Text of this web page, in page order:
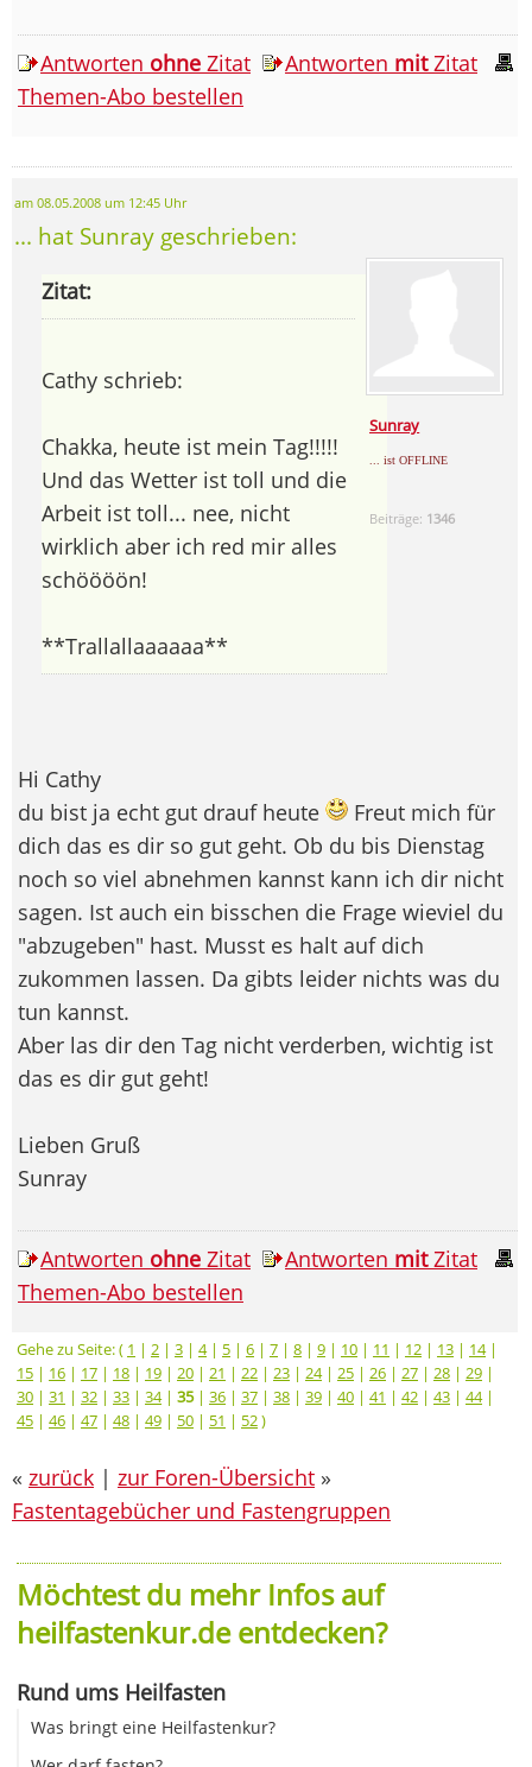
Antworten ohne Zitat Antworten mitZitat
Themen-Abo bestellen
am 08.05.2008 um 12:45 Uhr
... hat Sunray geschrieben:
Sunray
... ist OFFLINE
Beiträge: 1346
Zitat:
Cathy schrieb:
Chakka, heute ist mein Tag!!!!!
Und das Wetter ist toll und die
Arbeit ist toll... nee, nicht
wirklich aber ich red mir alles
schöööön!
**Trallallaaaaaa**
Hi Cathy
du bist ja echt gut drauf heute
Freut mich für
dich das es dir so gut geht. Ob du bis Dienstag
noch so viel abnehmen kannst kann ich dir nicht
sagen. Ist auch ein bisschen die Frage wieviel du
"abzugeben" hast. Musst es halt auf dich
zukommen lassen. Da gibts leider nichts was du
tun kannst.
Aber las dir den Tag nicht verderben, wichtig ist
das es dir gut geht!
Lieben Gruß
Sunray
Antworten ohne Zitat Antworten mitZitat
Themen-Abo bestellen
Gehe zu Seite: ( 1 | 2 | 3 | 4| 5 | 6 | 7 | 8 | 9 | 10 | 11 | 12 | 13 | 14|
15 | 16 | 17 | 18 | 19 | 20 | 21 | 22 | 23 | 24| 25 | 26 | 27 | 28 | 29 |
30 | 31 | 32 | 33 | 34| 35| 36 | 37 | 38 | 39 | 40 | 41 | 42 | 43 | 44|
45 | 46 | 47 | 48 | 49 | 50 | 51 | 52)
« zurück | zur Foren-Übersicht »
Fastentagebücher und Fastengruppen
Möchtest du mehr Infos auf
heilfastenkur.de entdecken?
Rund ums Heilfasten
Was bringt eine Heilfastenkur?